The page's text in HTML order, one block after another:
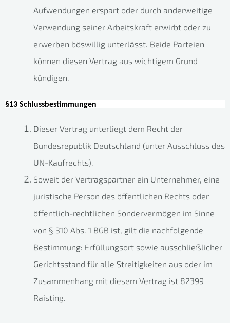
Aufwendungen erspart oder durch anderweitige
Verwendung seiner Arbeitskraft erwirbt oder zu
erwerben böswillig unterlässt. Beide Parteien
können diesen Vertrag aus wichtigem Grund
kündigen.
§13 Schlussbestimmungen
Dieser Vertrag unterliegt dem Recht der
Bundesrepublik Deutschland (unter Ausschluss des
UN-Kaufrechts).
Soweit der Vertragspartner ein Unternehmer, eine
juristische Person des öffentlichen Rechts oder
öffentlich-rechtlichen Sondervermögen im Sinne
von § 310 Abs. 1 BGB ist, gilt die nachfolgende
Bestimmung: Erfüllungsort sowie ausschließlicher
Gerichtsstand für alle Streitigkeiten aus oder im
Zusammenhang mit diesem Vertrag ist 82399
Raisting.